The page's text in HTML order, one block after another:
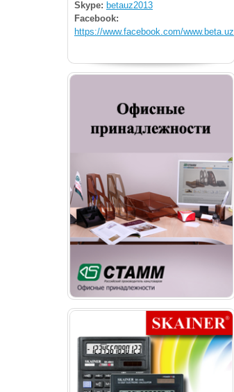
Skype: betauz2013
Facebook:
https://www.facebook.com/www.beta.uz